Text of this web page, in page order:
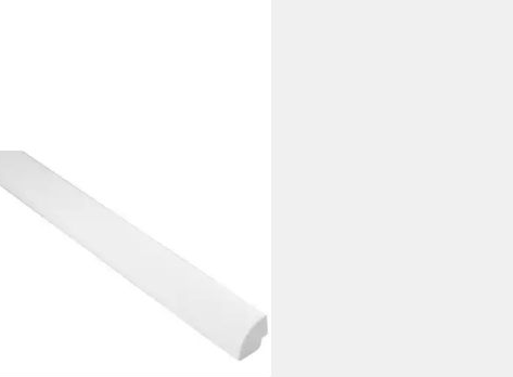
Kantenleiste Primo Viertelstab 90
cm 16 x 16 mm weiß, Kunststoff
lieferbar - in 3-4 Werktagen bei dir